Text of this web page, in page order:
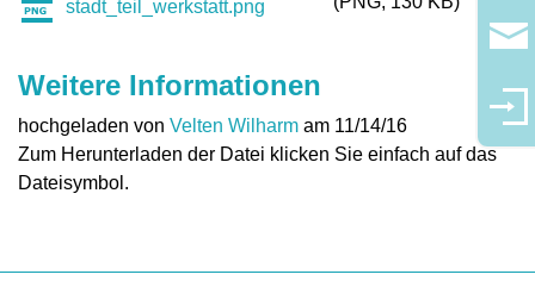
stadt_teil_werkstatt.png
Weitere Informationen
hochgeladen von Velten Wilharm am 11/14/16
Zum Herunterladen der Datei klicken Sie einfach auf das
Dateisymbol.